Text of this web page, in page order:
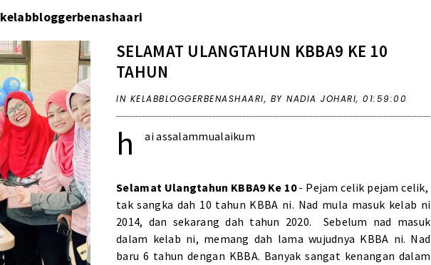
kelabbloggerbenashaari
SELAMAT ULANGTAHUN KBBA9 KE 10
TAHUN
IN KELABBLOGGERBENASHAARI, BY NADIA JOHARI,01:59:00
h ai assalammualaikum
Selamat Ulangtahun KBBA9 Ke 10- Pejam celik pejam celik,
tak sangka dah 10 tahun KBBA ni. Nad mula masuk kelab ni
2014, dan sekarang dah tahun 2020. Sebelum nad masuk
dalam kelab ni, memang dah lama wujudnya KBBA ni. Nad
baru 6 tahun dengan KBBA. Banyak sangat kenangan dalam